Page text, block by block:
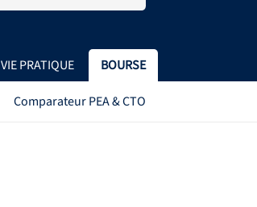
VIE PRATIQUE BOURSE
Comparateur PEA & CTO